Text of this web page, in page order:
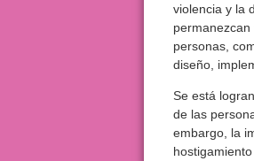
violencia y la
personas,
diseño,
Se está
de las
embargo, la